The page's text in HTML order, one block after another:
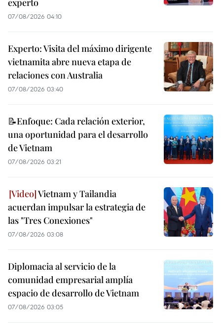
07/08/2026 04:10
Experto: Visita del máximo dirigente
vietnamita abre nueva etapa de
relaciones con Australia
07/08/2026 03:40
📝Enfoque: Cada relación exterior,
una oportunidad para el desarrollo
de Vietnam
07/08/2026 03:21
Vietnam y Tailandia
acuerdan impulsar la estrategia de
las "Tres Conexiones"
07/08/2026 03:08
Diplomacia al servicio de la
comunidad empresarial amplía
espacio de desarrollo de Vietnam
07/08/2026 03:05